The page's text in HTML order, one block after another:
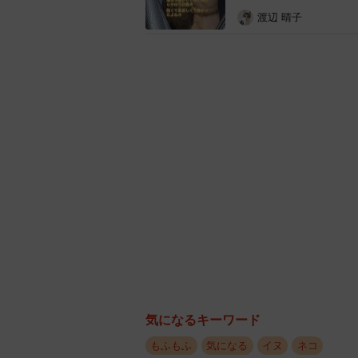
渡辺 晴子
気になるキーワード
もふもふ 気になる イヌ ネコ